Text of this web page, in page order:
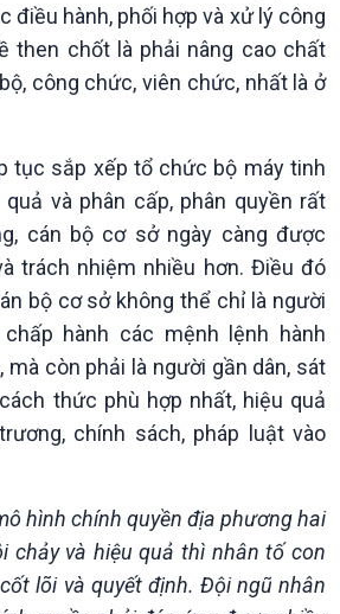
Sống chung với biến đổi
khí hậu
điều hành, phối hợp và xử lý công
then chốt là phải nâng cao chất
công chức, viên chức, nhất là ở
tục sắp xếp tổ chức bộ máy tinh
và phân cấp, phân quyền rất
cán bộ cơ sở ngày càng được
trách nhiệm nhiều hơn. Điều đó
bộ cơ sở không thể chỉ là người
hành các mệnh lệnh hành
mà còn phải là người gần dân, sát
thức phù hợp nhất, hiệu quả
chính sách, pháp luật vào
hình chính quyền địa phương hai
chảy và hiệu quả thì nhân tố con
lõi và quyết định. Đội ngũ nhân